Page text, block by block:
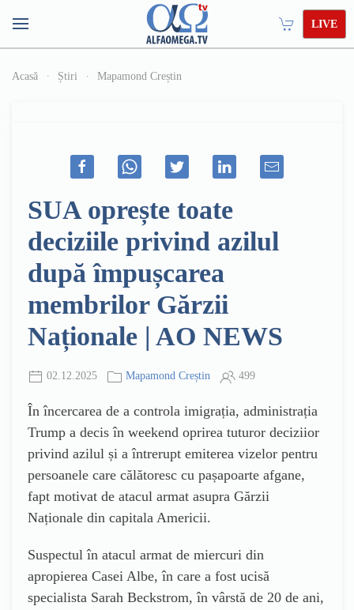
LIVE
Acasă Știri Mapamond Creștin
SUA oprește toate
deciziile privind azilul
după împușcarea
membrilor Gărzii
Naționale | AO NEWS
02.12.2025 Mapamond Creștin 499
În încercarea de a controla imigrația, administrația
Trump a decis în weekend oprirea tuturor deciziior
privind azilul și a întrerupt emiterea vizelor pentru
persoanele care călătoresc cu pașapoarte afgane,
fapt motivat de atacul armat asupra Gărzii
Naționale din capitala Americii.
Suspectul în atacul armat de miercuri din
apropierea Casei Albe, în care a fost ucisă
specialista Sarah Beckstrom, în vârstă de 20 de ani,